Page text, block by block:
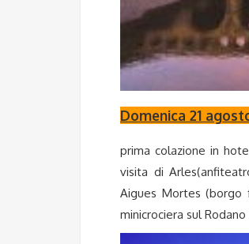
Domenica 21
prima colazione in
visita di
Aigues Mortes (borgo
minicrociera sul Rodano